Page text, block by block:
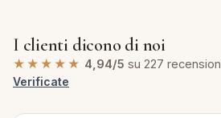
I clienti dicono di noi
★★★★★ 4,94/5 su 227
Verificate